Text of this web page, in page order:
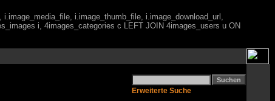
i.image_thumb_file, i.image_download_url,
i, 4images_categories c LEFT JOIN 4images_users u ON
Erweiterte Suche